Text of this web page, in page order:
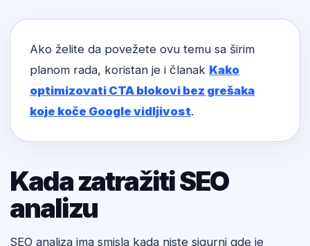
Ako želite da povežete ovu temu sa širim
planom rada, koristan je i članak Kako
optimizovati CTA blokovi bez grešaka
koje koče Google vidljivost.
Kada zatražiti SEO
analizu
SEO analiza ima smisla kada niste sigurni gde je